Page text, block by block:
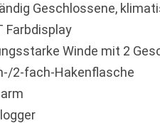
Geschlossene,
Farbdisplay
Winde mit 2
2-fach-Hakenflasche